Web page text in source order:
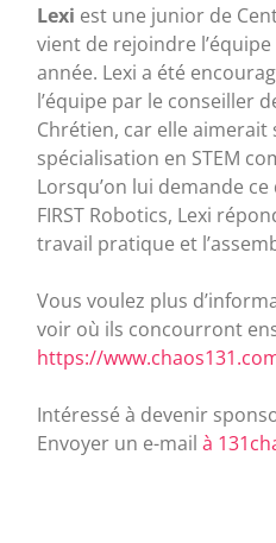
Lexi est une junior de
vient de rejoindre l’équipe
année. Lexi a été
l’équipe par le conseiller
Chrétien, car elle aimerait
spécialisation en STEM
Lorsqu’on lui demande ce
FIRST Robotics, Lexi
travail pratique et
Vous voulez plus
voir où ils concourront
https://
Intéressé à devenir
Envoyer un e-mail à